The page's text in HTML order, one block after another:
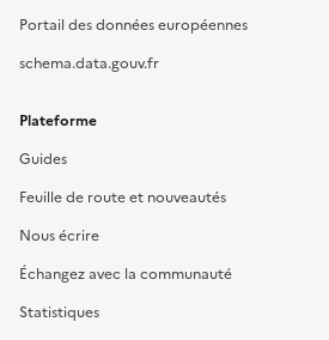
Portail des données européennes
schema.data.gouv.fr
Plateforme
Guides
Feuille de route et nouveautés
Nous écrire
Échangez avec la communauté
Statistiques